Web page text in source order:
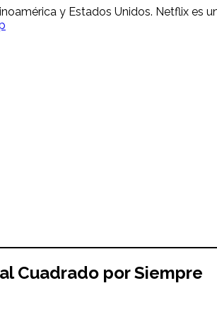
y Estados Unidos. Netflix es
Cuadrado por Siempre